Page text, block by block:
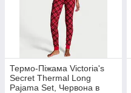
Термо-Піжама Victoria's
Secret Thermal Long
Pajama Set, Червона в